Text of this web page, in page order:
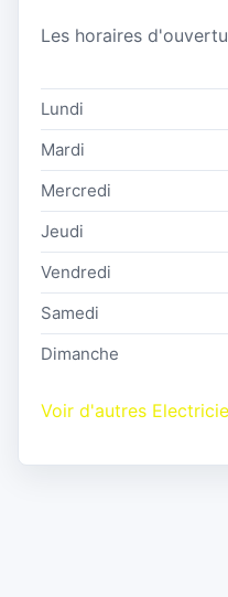
Les horaires
Lundi
Mardi
Mercredi
Jeudi
Vendredi
Samedi
Dimanche
Voir d'autres